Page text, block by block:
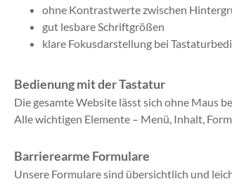
ohne Kontrastwerte zwischen
gut lesbare Schriftgrößen
klare Fokusdarstellung bei
Bedienung mit der Tastatur
Die gesamte Website lässt sich ohne Maus
Alle wichtigen Elemente – Menü, Inhalt,
Barrierearme Formulare
Unsere Formulare sind übersichtlich und